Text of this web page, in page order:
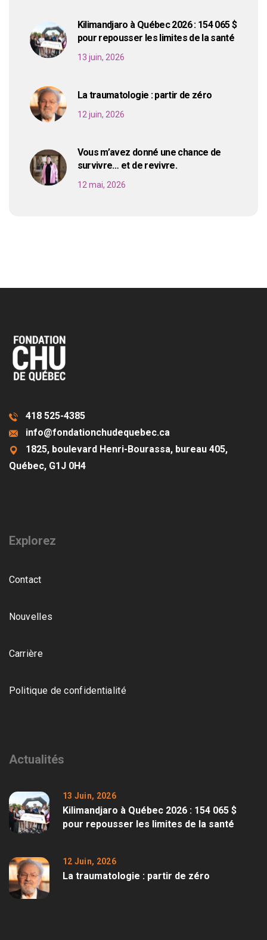
Kilimandjaro à Québec 2026 : 154 065 $
pour repousser les limites de la santé
13 juin, 2026
La traumatologie : partir de zéro
12 juin, 2026
Vous m’avez donné une chance de
survivre… et de revivre.
12 mai, 2026
418 525-4385
info@fondationchudequebec.ca
1825, boulevard Henri-Bourassa, bureau 405,
Québec, G1J 0H4
Explorez
Contact
Nouvelles
Carrière
Politique de confidentialité
Actualités
13 Juin, 2026
Kilimandjaro à Québec 2026 : 154 065 $
pour repousser les limites de la santé
12 Juin, 2026
La traumatologie : partir de zéro